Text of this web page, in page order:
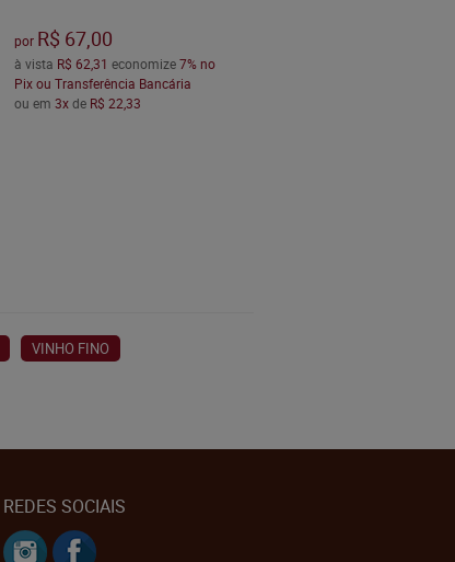
por R$ 67,00
à vista R$ 62,31 economize7% no
Pix ou Transferência Bancária
ou em 3xde R$ 22,33
VINHO FINO
REDES SOCIAIS